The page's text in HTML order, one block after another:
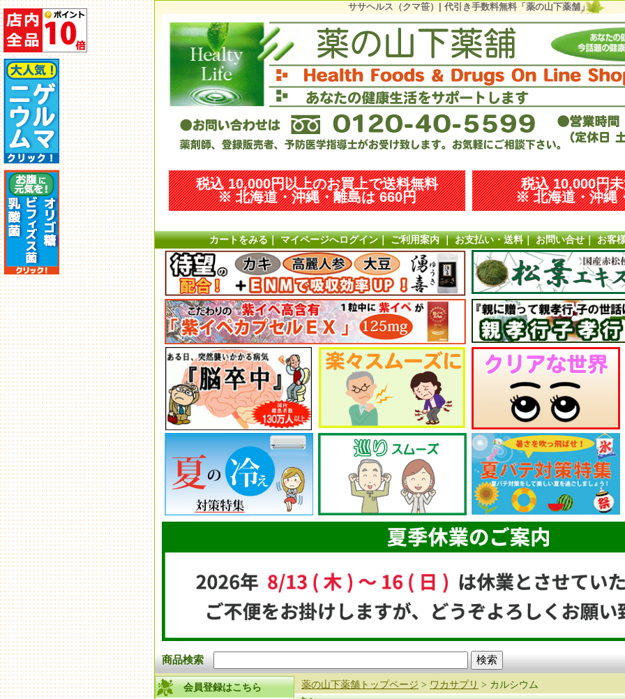
ササヘルス（クマ笹）| 代引き手数料無料「薬の山下薬舗」
税込 10,000円以上のお買上で送料無料
※ 北海道・沖縄・離島は 660円
税込 10,000円
※ 北海道・沖縄
カートをみる｜マイページへログイン｜ご利用案内｜お支払い・送料｜お問い合せ｜お客
商品検索
会員登録はこちら 薬の山下薬舗トップページ > ワカサプリ > カルシウム